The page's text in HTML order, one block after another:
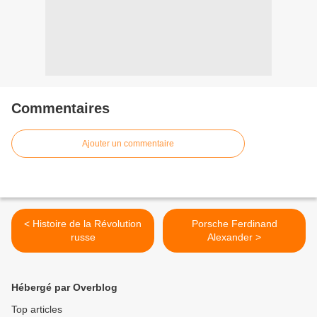
Commentaires
Ajouter un commentaire
< Histoire de la Révolution
russe
Porsche Ferdinand
Alexander >
Hébergé par Overblog
Top articles